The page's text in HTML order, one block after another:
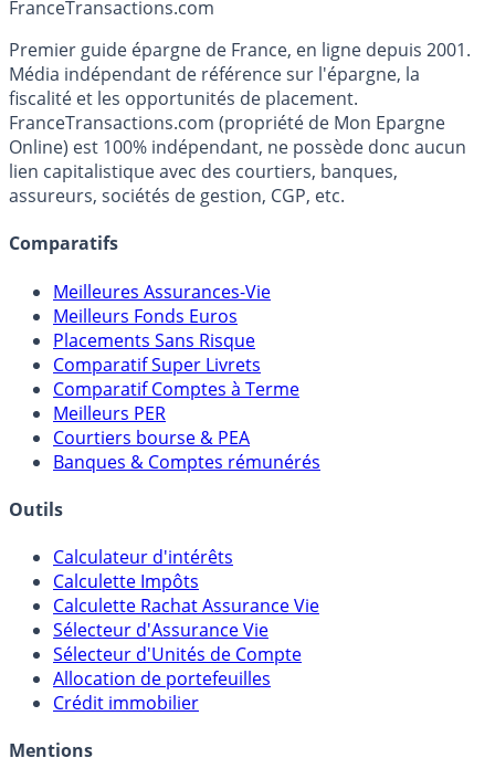
FranceTransactions.com
Premier guide épargne de France, en ligne depuis 2001.
Média indépendant de référence sur l'épargne, la
fiscalité et les opportunités de placement.
FranceTransactions.com (propriété de Mon Epargne
Online) est 100% indépendant, ne possède donc aucun
assureurs, sociétés de gestion, CGP, etc.
Comparatifs
Meilleures Assurances-Vie
Meilleurs Fonds Euros
Placements Sans Risque
Comparatif Super Livrets
Comparatif Comptes à Terme
Meilleurs PER
Courtiers bourse & PEA
Banques & Comptes rémunérés
Outils
Calculateur d'intérêts
Calculette Impôts
Calculette Rachat Assurance Vie
Sélecteur d'Assurance Vie
Sélecteur d'Unités de Compte
Crédit immobilier